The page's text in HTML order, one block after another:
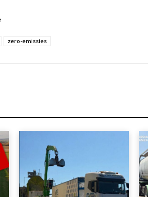
zero-emissies